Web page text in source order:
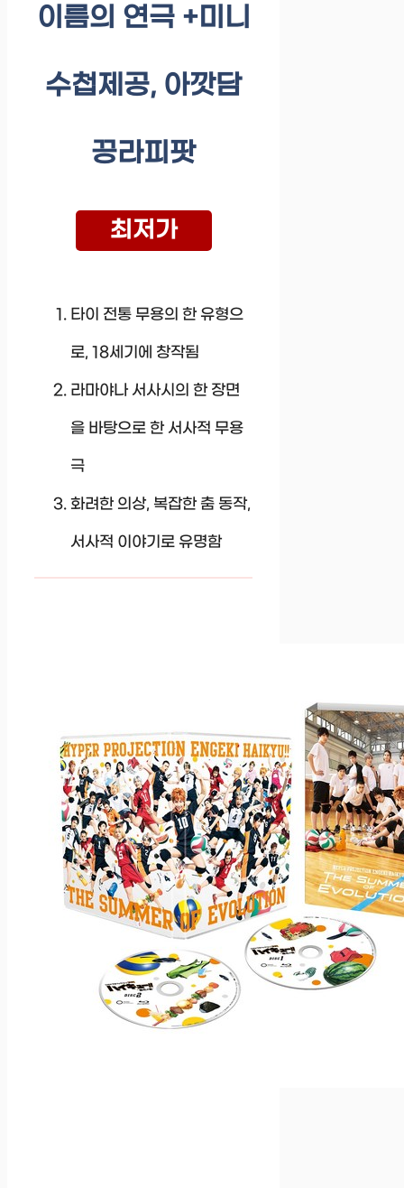
이름의 연극 +미니
수첩제공, 아깟담
끙라피팟
최저가
타이 전통 무용의 한 유형으
로, 18세기에 창작됨
라마야나 서사시의 한 장면
을 바탕으로 한 서사적 무용
극
화려한 의상, 복잡한 춤 동작,
서사적 이야기로 유명함